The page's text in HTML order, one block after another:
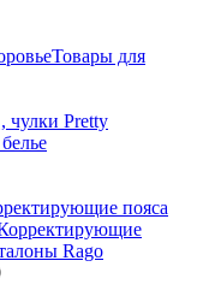
Товары для
чулки Pretty
пояса
Rago